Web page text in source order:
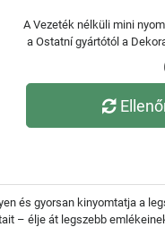
A Vezeték nélküli mini
a Ostatní gyártótól a
és gyorsan kinyomtatja a
– élje át legszebb